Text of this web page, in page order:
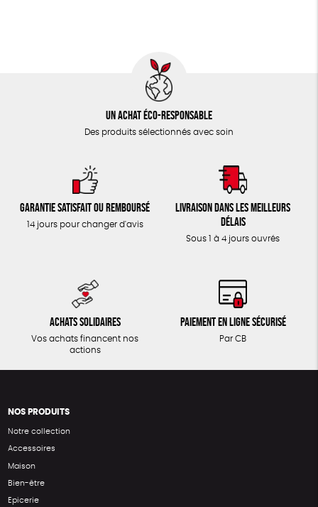
Un achat éco-responsable
Des produits sélectionnés avec soin
Garantie satisfait ou remboursé
14 jours pour changer d'avis
Livraison dans les meilleurs
délais
Sous 1 à 4 jours ouvrés
Achats solidaires
Vos achats financent nos
actions
Paiement en ligne sécurisé
Par CB
NOS PRODUITS
Notre collection
Accessoires
Maison
Bien-être
Epicerie